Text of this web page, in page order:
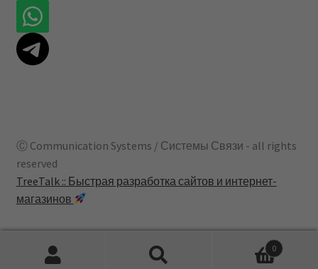
Ⓒ Communication Systems / Системы Связи - all rights
reserved
TreeTalk :: Быстрая разработка сайтов и интернет-
магазинов
0